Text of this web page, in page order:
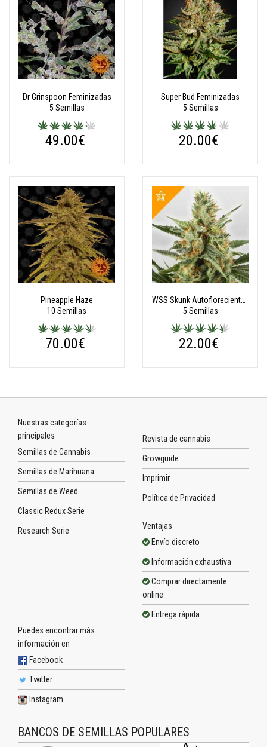
Dr Grinspoon Feminizadas
5 Semillas
49.00€
Super Bud Feminizadas
5 Semillas
20.00€
Pineapple Haze
10 Semillas
70.00€
5 Semillas
22.00€
Nuestras categorías
principales
Semillas de Cannabis
Semillas de Marihuana
Semillas de Weed
Classic Redux Serie
Research Serie
Revista de cannabis
Growguide
Imprimir
Política de Privacidad
Ventajas
Envío discreto
Información exhaustiva
Comprar directamente
online
Entrega rápida
Puedes encontrar más
información en
Facebook
Twitter
Instagram
BANCOS DE SEMILLAS POPULARES